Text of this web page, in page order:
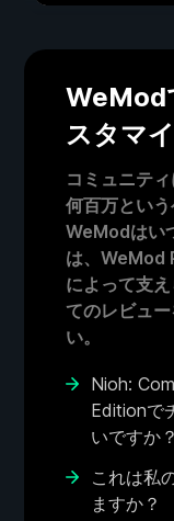
WeMod
スタマ
コミュニテ
何百万という
WeModはい
は、WeMod
によって支
てのレビュー
い。
Nioh:
Editionで
いですか？
これは私
ますか？